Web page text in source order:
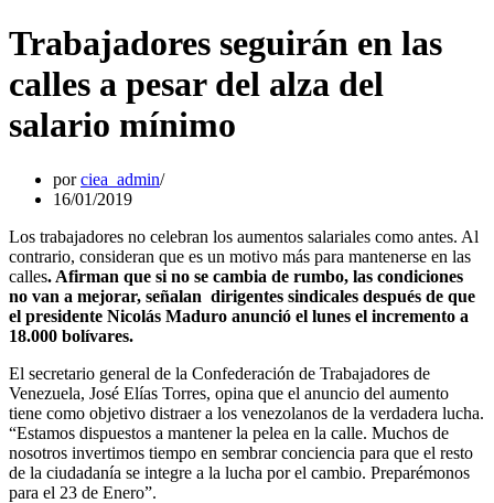
Trabajadores seguirán en las
calles a pesar del alza del
salario mínimo
porciea_admin
16/01/2019
Los trabajadores no celebran los aumentos salariales como antes. Al
contrario, consideran que es un motivo más para mantenerse en las
calles. Afirman que si no se cambia de rumbo, las condiciones
no van a mejorar, señalan dirigentes sindicales después de que
el presidente Nicolás Maduro anunció el lunes el incremento a
18.000 bolívares.
El secretario general de la Confederación de Trabajadores de
Venezuela, José Elías Torres, opina que el anuncio del aumento
tiene como objetivo distraer a los venezolanos de la verdadera lucha.
“Estamos dispuestos a mantener la pelea en la calle. Muchos de
nosotros invertimos tiempo en sembrar conciencia para que el resto
de la ciudadanía se integre a la lucha por el cambio. Preparémonos
para el 23 de Enero”.